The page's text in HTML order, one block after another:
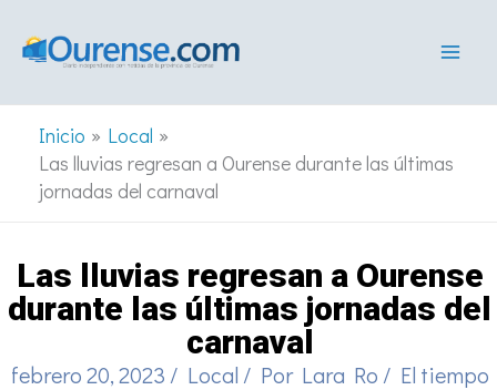
Inicio
Local
Las lluvias regresan a Ourense durante las últimas
jornadas del carnaval
Las lluvias regresan a Ourense
durante las últimas jornadas del
carnaval
febrero 20, 2023 / Local / Por Lara Ro / El tiempo